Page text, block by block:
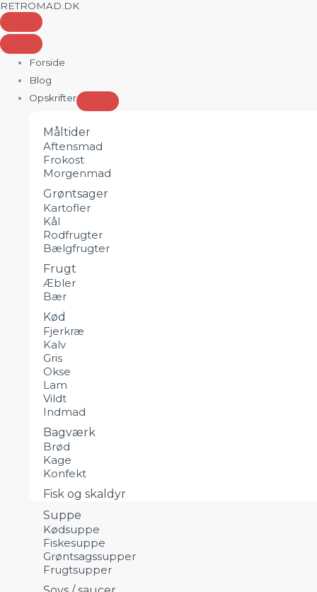
Gå
til
indholdet
RETROMAD.DK
Forside
Blog
Opskrifter
Måltider
Aftensmad
Frokost
Morgenmad
Grøntsager
Kartofler
Kål
Rodfrugter
Bælgfrugter
Frugt
Æbler
Bær
Kød
Fjerkræ
Kalv
Gris
Okse
Lam
Vildt
Indmad
Bagværk
Brød
Kage
Konfekt
Fisk og skaldyr
Suppe
Kødsuppe
Fiskesuppe
Grøntsagssupper
Frugtsupper